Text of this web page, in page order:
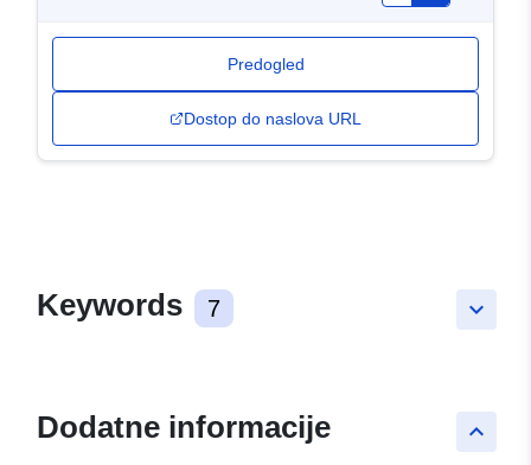
Predogled
Dostop do naslova URL
keyboard_arrow_down
Keywords 7
keyboard_arrow_up
Dodatne informacije